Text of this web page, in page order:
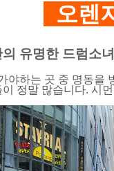
오렌
유명한 드럼소
야하는 곳 중 명동을
정말 많습니다. 시